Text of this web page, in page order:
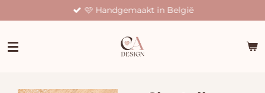
direct
de
🩷 Handgemaakt in België